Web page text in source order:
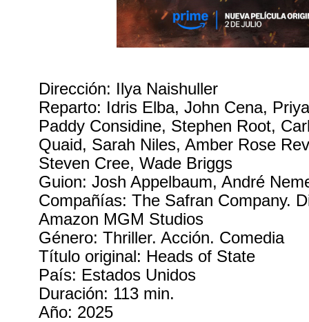
Dirección: Ilya Naishuller
Reparto: Idris Elba, John Cena,
Paddy Considine, Stephen Root,
Quaid, Sarah Niles, Amber Rose
Steven Cree, Wade Briggs
Guion: Josh Appelbaum, André
Compañías: The Safran Company.
Amazon MGM Studios
Género: Thriller. Acción. Comedia
Título original: Heads of State
País: Estados Unidos
Duración: 113 min.
Año: 2025